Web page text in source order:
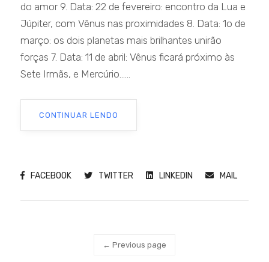
do amor 9. Data: 22 de fevereiro: encontro da Lua e
Júpiter, com Vênus nas proximidades 8. Data: 1o de
março: os dois planetas mais brilhantes unirão
forças 7. Data: 11 de abril: Vênus ficará próximo às
Sete Irmãs, e Mercúrio......
CONTINUAR LENDO
FACEBOOK TWITTER LINKEDIN MAIL
← Previous page